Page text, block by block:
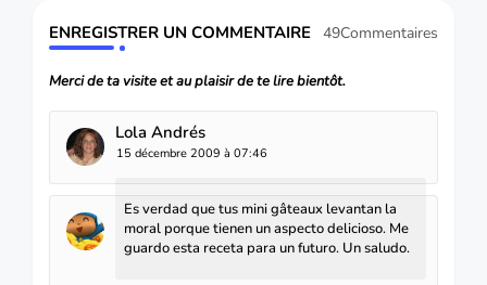
ENREGISTRER UN COMMENTAIRE 49Commentaires
Merci de ta visite et au plaisir de te lire bientôt.
Lola Andrés
15 décembre 2009 à 07:46
Es verdad que tus mini gâteaux levantan la
moral porque tienen un aspecto delicioso. Me
guardo esta receta para un futuro. Un saludo.